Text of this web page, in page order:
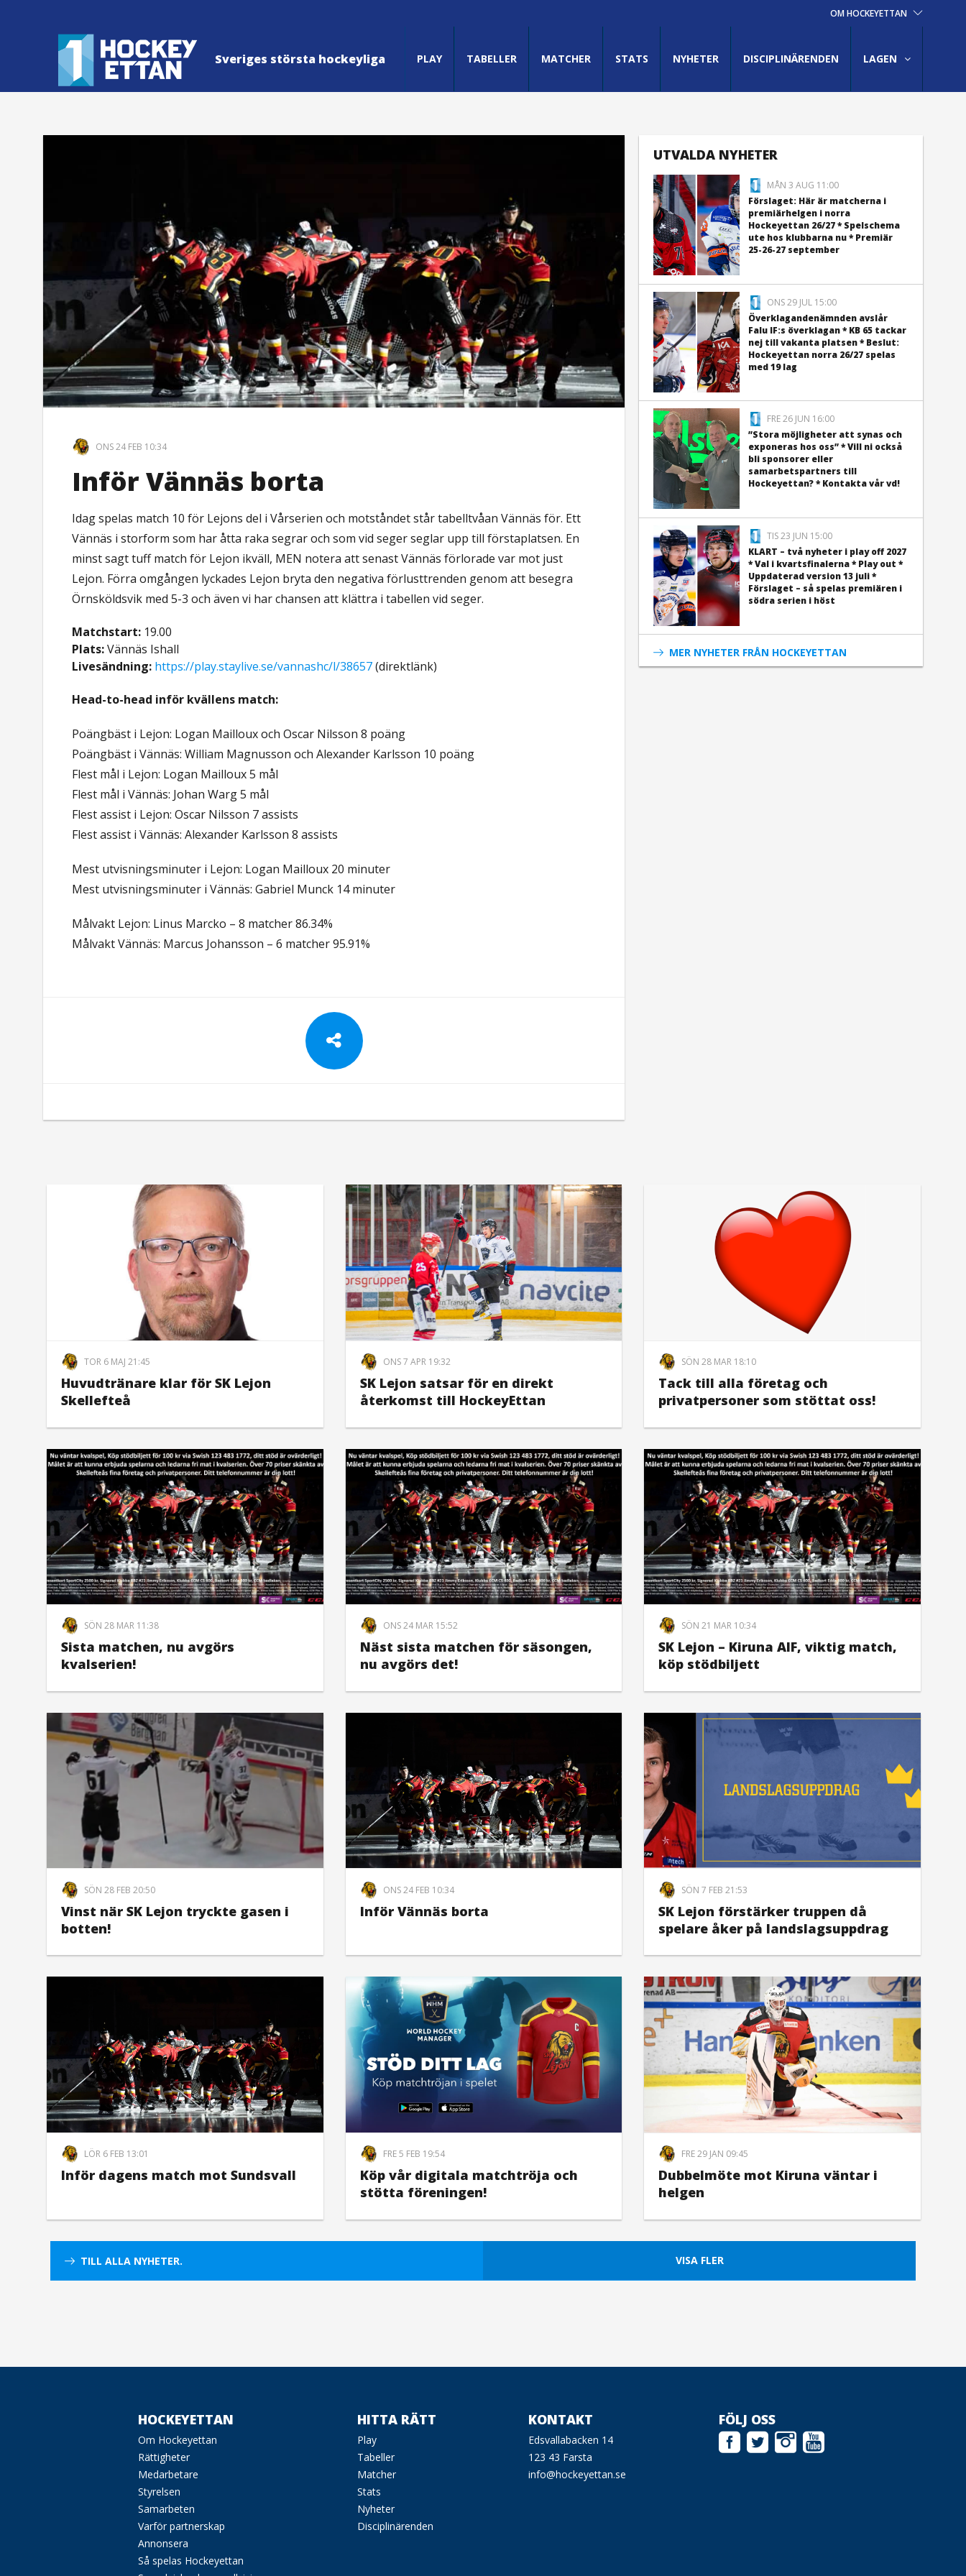
OM HOCKEYETTAN
Sveriges största hockeyliga PLAY TABELLER MATCHER STATS NYHETER DISCIPLINÄRENDEN LAGEN
ONS 24 FEB 10:34
Inför Vännäs borta
Idag spelas match 10 för Lejons del i Vårserien och motståndet står tabelltvåan Vännäs för. Ett
Vännäs i storform som har åtta raka segrar och som vid seger seglar upp till förstaplatsen. En
minst sagt tuff match för Lejon ikväll, MEN notera att senast Vännäs förlorade var mot just
Lejon. Förra omgången lyckades Lejon bryta den negativa förlusttrenden genom att besegra
Örnsköldsvik med 5-3 och även vi har chansen att klättra i tabellen vid seger.
Matchstart: 19.00
Plats:Vännäs Ishall
Livesändning: https://play.staylive.se/vannashc/l/38657(direktlänk)
Head-to-head inför kvällens match:
Poängbäst i Lejon: Logan Mailloux och Oscar Nilsson 8 poäng
Poängbäst i Vännäs: William Magnusson och Alexander Karlsson 10 poäng
Flest mål i Lejon: Logan Mailloux 5 mål
Flest mål i Vännäs: Johan Warg 5 mål
Flest assist i Lejon: Oscar Nilsson 7 assists
Flest assist i Vännäs: Alexander Karlsson 8 assists
Mest utvisningsminuter i Lejon: Logan Mailloux 20 minuter
Mest utvisningsminuter i Vännäs: Gabriel Munck 14 minuter
Målvakt Lejon: Linus Marcko – 8 matcher 86.34%
Målvakt Vännäs: Marcus Johansson – 6 matcher 95.91%
UTVALDA NYHETER
MÅN 3 AUG 11:00
Förslaget: Här är matcherna i
premiärhelgen i norra
Hockeyettan 26/27 * Spelschema
ute hos klubbarna nu * Premiär
25-26-27 september
ONS 29 JUL 15:00
Överklagandenämnden avslår
Falu IF:s överklagan * KB 65 tackar
nej till vakanta platsen * Beslut:
Hockeyettan norra 26/27 spelas
med 19 lag
FRE 26 JUN 16:00
”Stora möjligheter att synas och
exponeras hos oss” * Vill ni också
bli sponsorer eller
samarbetspartners till
Hockeyettan? * Kontakta vår vd!
TIS 23 JUN 15:00
KLART – två nyheter i play off 2027
* Val i kvartsfinalerna * Play out *
Uppdaterad version 13 juli *
Förslaget – så spelas premiären i
södra serien i höst
MER NYHETER FRÅN HOCKEYETTAN
TOR 6 MAJ 21:45
Huvudtränare klar för SK Lejon
Skellefteå
ONS 7 APR 19:32
SK Lejon satsar för en direkt
återkomst till HockeyEttan
SÖN 28 MAR 18:10
Tack till alla företag och
privatpersoner som stöttat oss!
SÖN 28 MAR 11:38
Sista matchen, nu avgörs
kvalserien!
ONS 24 MAR 15:52
Näst sista matchen för säsongen,
nu avgörs det!
SÖN 21 MAR 10:34
SK Lejon – Kiruna AIF, viktig match,
köp stödbiljett
SÖN 28 FEB 20:50
Vinst när SK Lejon tryckte gasen i
botten!
ONS 24 FEB 10:34
Inför Vännäs borta
SÖN 7 FEB 21:53
SK Lejon förstärker truppen då
spelare åker på landslagsuppdrag
LÖR 6 FEB 13:01
Inför dagens match mot Sundsvall
FRE 5 FEB 19:54
Köp vår digitala matchtröja och
stötta föreningen!
FRE 29 JAN 09:45
Dubbelmöte mot Kiruna väntar i
helgen
VISA FLER
TILL ALLA NYHETER.
HOCKEYETTAN
Om Hockeyettan
Rättigheter
Medarbetare
Styrelsen
Samarbeten
Varför partnerskap
Annonsera
Så spelas Hockeyettan
HITTA RÄTT
Play
Tabeller
Matcher
Stats
Nyheter
Disciplinärenden
KONTAKT
Edsvallabacken 14
123 43 Farsta
info@hockeyettan.se
FÖLJ OSS